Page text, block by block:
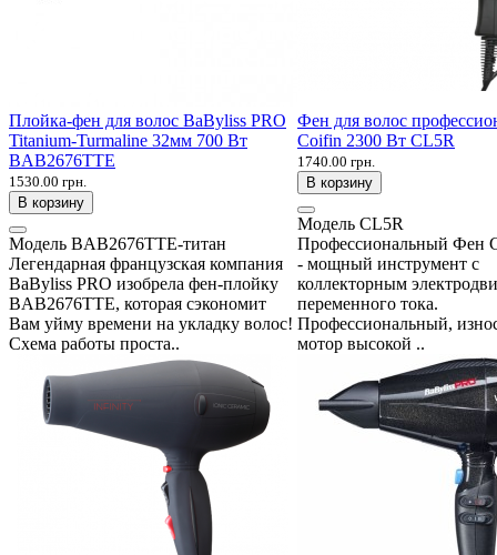
Плойка-фен для волос BaByliss PRO
Titanium-Turmaline 32мм 700 Вт
BAB2676TTE
1530.00 грн.
В корзину
Модель BAB2676TTE-титан
Легендарная французская компания
BaByliss PRO изобрела фен-плойку
BAB2676TTE, которая сэкономит
Вам уйму времени на укладку волос!
Схема работы проста..
Фен для волос
Coifin 2300 Вт CL5R
1740.00 грн.
В корзину
Модель CL5R
Профессиональный Фен
- мощный инструмент с
коллекторным
переменного тока.
Профессиональный,
мотор высокой ..